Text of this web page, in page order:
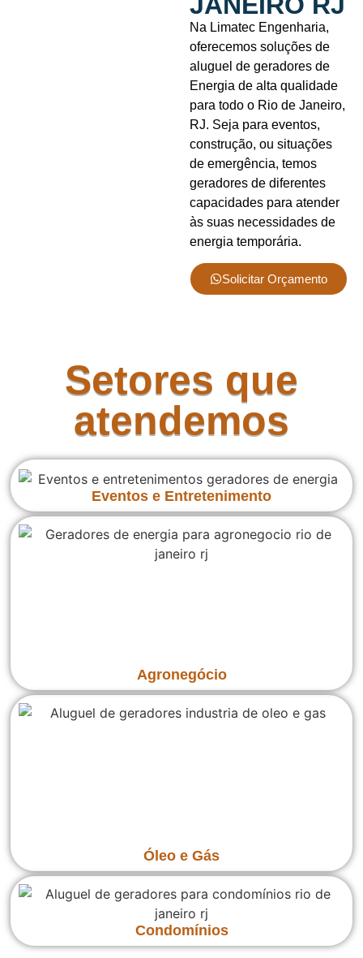
Na Limatec Engenharia,
oferecemos soluções de
aluguel de geradores de
Energia de alta qualidade
para todo o Rio de Janeiro,
RJ. Seja para eventos,
construção, ou situações
de emergência, temos
geradores de diferentes
capacidades para atender
às suas necessidades de
energia temporária.
Solicitar Orçamento
Setores que
atendemos
Eventos e Entretenimento
Agronegócio
Óleo e Gás
Condomínios